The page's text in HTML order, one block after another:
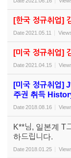
[한국 정규취업]
Date2021.05.11
[미국 정규취업]
Date2021.04.15
[미국 정규취업]
주권 취득
Date2018.08.16
K**님, 일본계 T
하드립니다.
Date2018.01.25